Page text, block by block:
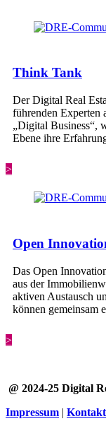
Think Tank
Der Digital Real
führenden Experten
„Digital Business“,
Ebene ihre
>
Open
Das Open
aus der
aktiven Austausch
können gemeinsam
>
@ 2024-25 Digital
Impressum | Kontakt